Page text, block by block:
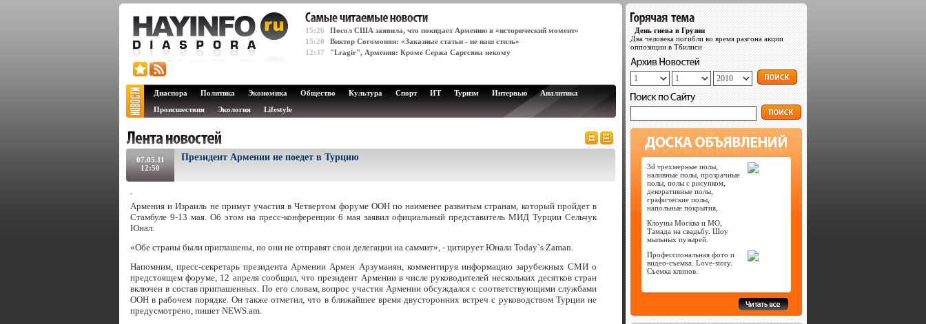
15:26
Посол США заявила, что покидает Армению в «исторический момент»
15:20
Виктор Согомонян: «Заказные статьи - не наш стиль»
12:37
"Lragir", Армения: Кроме Сержа Саргсяна некому
Диаспора Политика Экономика Общество Культура Спорт ИТ Туризм Интервью
Аналитика
Происшествия
Экология Lifestyle
07.05.11
12:50
Президент Армении не поедет в Турцию
Армения и Израиль не примут участия в Четвертом форуме ООН по наименее развитым странам, который пройдет в
Стамбуле 9-13 мая. Об этом на пресс-конференции 6 мая заявил официальный представитель МИД Турции Сельчук
Юнал.
«Обе страны были приглашены, но они не отправят свои делегации на саммит», - цитирует Юнала Today`s Zaman.
Напомним, пресс-секретарь президента Армении Армен Арзуманян, комментируя информацию зарубежных СМИ о
предстоящем форуме, 12 апреля сообщил, что президент Армении в числе руководителей нескольких десятков стран
включен в состав приглашенных. По его словам, вопрос участия Армении обсуждался с соответствующими службами
ООН в рабочем порядке. Он также отметил, что в ближайшее время двусторонних встреч с руководством Турции не
предусмотрено, пишет NEWS.am.
День гнева в Грузии
Два человека погибли во время разгона акции
оппозиции в Тбилиси
3d трехмерные полы,
наливные полы, прозрачные
полы, полы с рисунком,
декоративные полы,
графические полы,
напольные покрытия,
Клоуны Москва и МО,
Тамада на свадьбу. Шоу
мыльных пузырей.
Профессиональная фото и
видео-съемка. Love-story.
Съемка клипов.